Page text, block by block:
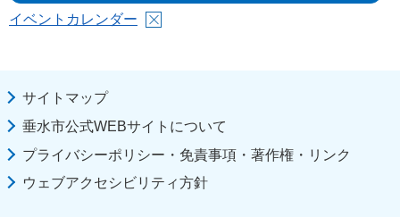
イベントカレンダー
サイトマップ
垂水市公式WEBサイトについて
プライバシーポリシー・免責事項・著作権・リンク
ウェブアクセシビリティ方針